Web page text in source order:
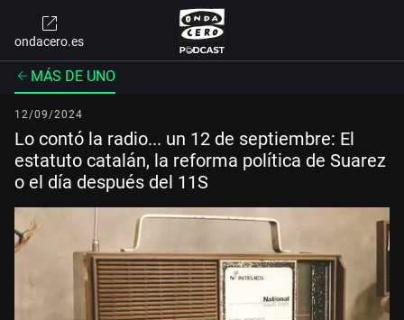
ondacero.es
MÁS DE UNO
12/09/2024
Lo contó la radio... un 12 de septiembre: El
estatuto catalán, la reforma política de Suarez
o el día después del 11S